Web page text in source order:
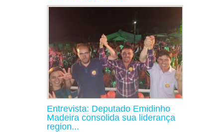
Entrevista: Deputado Emidinho
Madeira consolida sua liderança
region...